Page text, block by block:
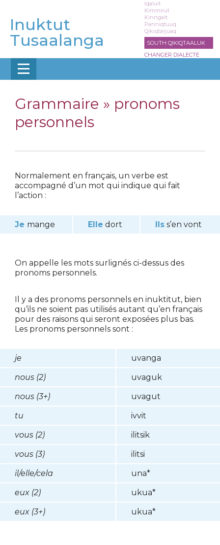
contenu
principal
Inuktut
Tusaalanga
Iqaluit
Kimmirut
Kinngait
Panniqtuuq
Qikiqtarjuaq
SOUTH QIKIQTAALUK
CHANGER DIALECTE
Grammaire » pronoms
personnels
Normalement en français, un verbe est
accompagné d’un mot qui indique qui fait
l’action :
Je mange Elle dort Ils s’en vont
On appelle les mots surlignés ci-dessus des
pronoms personnels.
Il y a des pronoms personnels en inuktitut, bien
qu’ils ne soient pas utilisés autant qu’en français
pour des raisons qui seront exposées plus bas.
Les pronoms personnels sont :
je uvanga
nous (2) uvaguk
nous (3+) uvagut
tu ivvit
vous (2) ilitsik
vous (3) ilitsi
il/elle/cela una*
eux (2) ukua*
eux (3+) ukua*